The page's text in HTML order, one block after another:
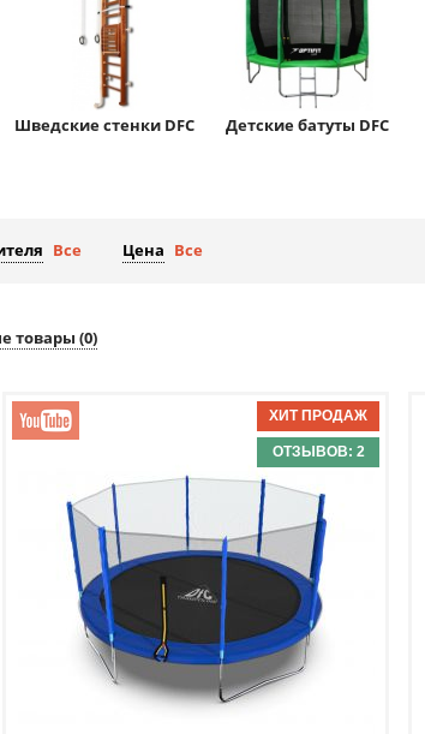
Шведские стенки DFC Детские батуты DFC
Все Цена Все
товары (0)
ОТЗЫВОВ: 2